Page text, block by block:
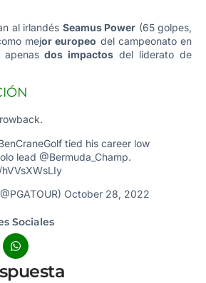
al irlandés Seamus Power (65 golpes,
mejor europeo del campeonato en
dos impactos del liderato de
tied his career low
lead @Bermuda_Champ.
October 28, 2022
Sociales